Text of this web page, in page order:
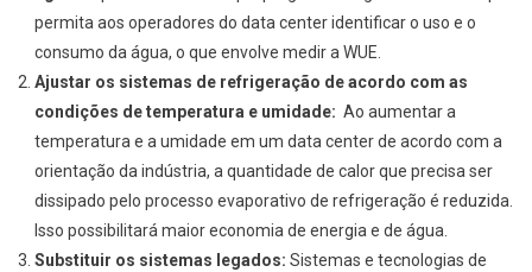
permita aos operadores do data center identificar o uso e o
consumo da água, o que envolve medir a WUE.
Ajustar os sistemas de refrigeração de acordo com as
condições de temperatura e umidade: Ao aumentar a
temperatura e a umidade em um data center de acordo com a
orientação da indústria, a quantidade de calor que precisa ser
dissipado pelo processo evaporativo de refrigeração é reduzida.
Isso possibilitará maior economia de energia e de água.
Substituir os sistemas legados: Sistemas e tecnologias de